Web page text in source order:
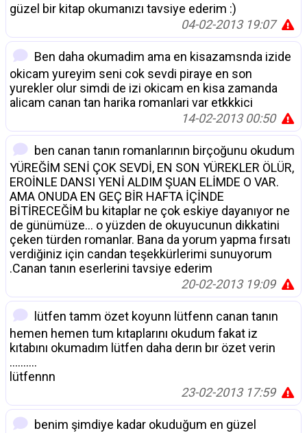
güzel bir kitap okumanızı tavsiye ederim :)
04-02-2013 19:07
Ben daha okumadim ama en kisazamsnda izide
okicam yureyim seni cok sevdi piraye en son
yurekler olur simdi de izi okicam en kisa zamanda
alicam canan tan harika romanlari var etkkkici
14-02-2013 00:50
ben canan tanın romanlarının birçoğunu okudum
YÜREĞİM SENİ ÇOK SEVDİ, EN SON YÜREKLER ÖLÜR,
EROİNLE DANSI YENİ ALDIM ŞUAN ELİMDE O VAR.
AMA ONUDA EN GEÇ BİR HAFTA İÇİNDE
BİTİRECEĞİM bu kitaplar ne çok eskiye dayanıyor ne
de günümüze... o yüzden de okuyucunun dikkatini
çeken türden romanlar. Bana da yorum yapma fırsatı
verdiğiniz için candan teşekkürlerimi sunuyorum
.Canan tanın eserlerini tavsiye ederim
20-02-2013 19:09
lütfen tamm özet koyunn lütfenn canan tanın
hemen hemen tum kıtaplarını okudum fakat iz
kıtabını okumadım lütfen daha derın bır özet verin
..........
lütfennn
23-02-2013 17:59
benim şimdiye kadar okuduğum en güzel